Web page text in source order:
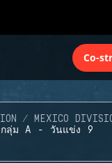
Co-
MEXICO
กลุ่ม A - วันแข่ง 9